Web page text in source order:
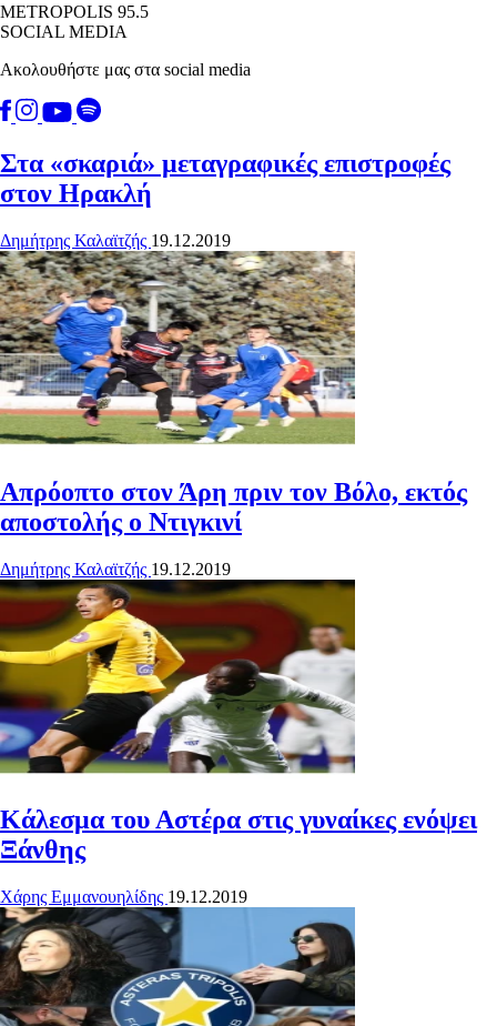
METROPOLIS 95.5
SOCIAL MEDIA
Ακολουθήστε μας στα social media
Στα «σκαριά» μεταγραφικές επιστροφές
στον Ηρακλή
Δημήτρης Καλαϊτζής 19.12.2019
Απρόοπτο στον Άρη πριν τον Βόλο, εκτός
αποστολής ο Ντιγκινί
Δημήτρης Καλαϊτζής 19.12.2019
Κάλεσμα του Αστέρα στις γυναίκες ενόψει
Ξάνθης
Χάρης Εμμανουηλίδης 19.12.2019